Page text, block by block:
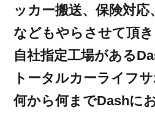
ッカー搬送、保険対
などもやらさせて頂き
自社指定工場がある
トータルカーライフ
何から何までDashに